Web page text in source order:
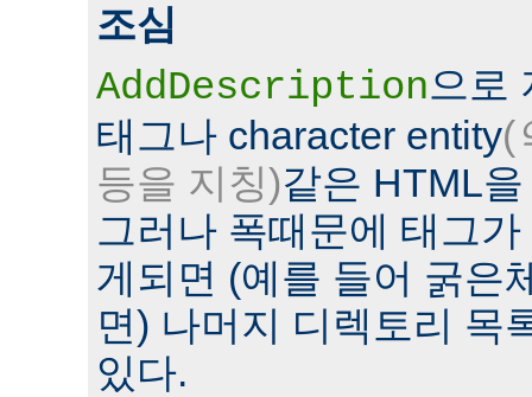
조심
AddDescription으로
태그나 character entity(
등을 지칭)같은 HTML
그러나 폭때문에 태그
게되면 (예를 들어 굵은
면) 나머지 디렉토리 목
있다.